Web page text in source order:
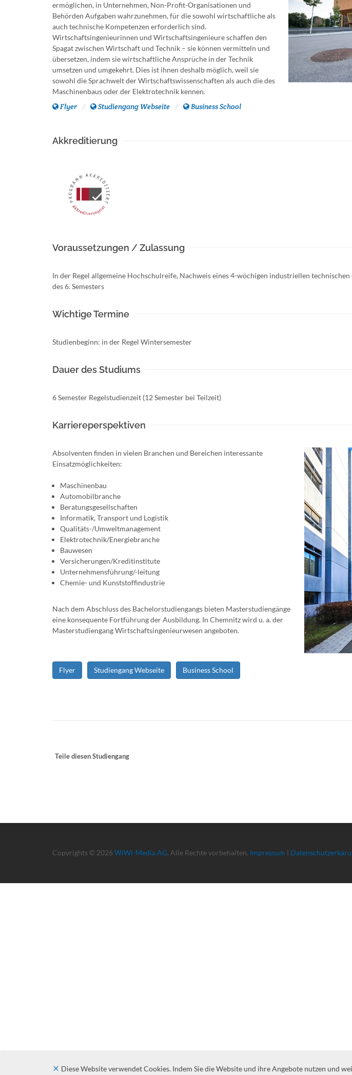
ermöglichen, in Unternehmen, Non-Profit-Organisationen und
Behörden Aufgaben wahrzunehmen, für die sowohl wirtschaftliche als
auch technische Kompetenzen erforderlich sind.
Wirtschaftsingenieurinnen und Wirtschaftsingenieure schaffen den
Spagat zwischen Wirtschaft und Technik – sie können vermitteln und
übersetzen, indem sie wirtschaftliche Ansprüche in der Technik
umsetzen und umgekehrt. Dies ist ihnen deshalb möglich, weil sie
sowohl die Sprachwelt der Wirtschaftswissenschaften als auch die des
Maschinenbaus oder der Elektrotechnik kennen.
Flyer Studiengang Webseite Business School
Akkreditierung
Voraussetzungen / Zulassung
In der Regel allgemeine Hochschulreife, Nachweis eines 4-wöchigen industriellen
des 6. Semesters
Wichtige Termine
Studienbeginn: in der Regel Wintersemester
Dauer des Studiums
6 Semester Regelstudienzeit (12 Semester bei Teilzeit)
Karriereperspektiven
Absolventen finden in vielen Branchen und Bereichen interessante
Einsatzmöglichkeiten:
Maschinenbau
Automobilbranche
Beratungsgesellschaften
Informatik, Transport und Logistik
Qualitäts-/Umweltmanagement
Elektrotechnik/Energiebranche
Bauwesen
Versicherungen/Kreditinstitute
Unternehmensführung/-leitung
Chemie- und Kunststoffindustrie
Nach dem Abschluss des Bachelorstudiengangs bieten Masterstudiengänge
eine konsequente Fortführung der Ausbildung. In Chemnitz wird u. a. der
Masterstudiengang Wirtschaftsingenieurwesen angeboten.
Flyer Studiengang Webseite Business School
Teile diesen Studiengang
Copyrights © 2026 WiWi-Media AG. Alle Rechte vorbehalten. Impressum |
Diese Website verwendet Cookies. Indem Sie die Website und ihre Angebote nutzen und